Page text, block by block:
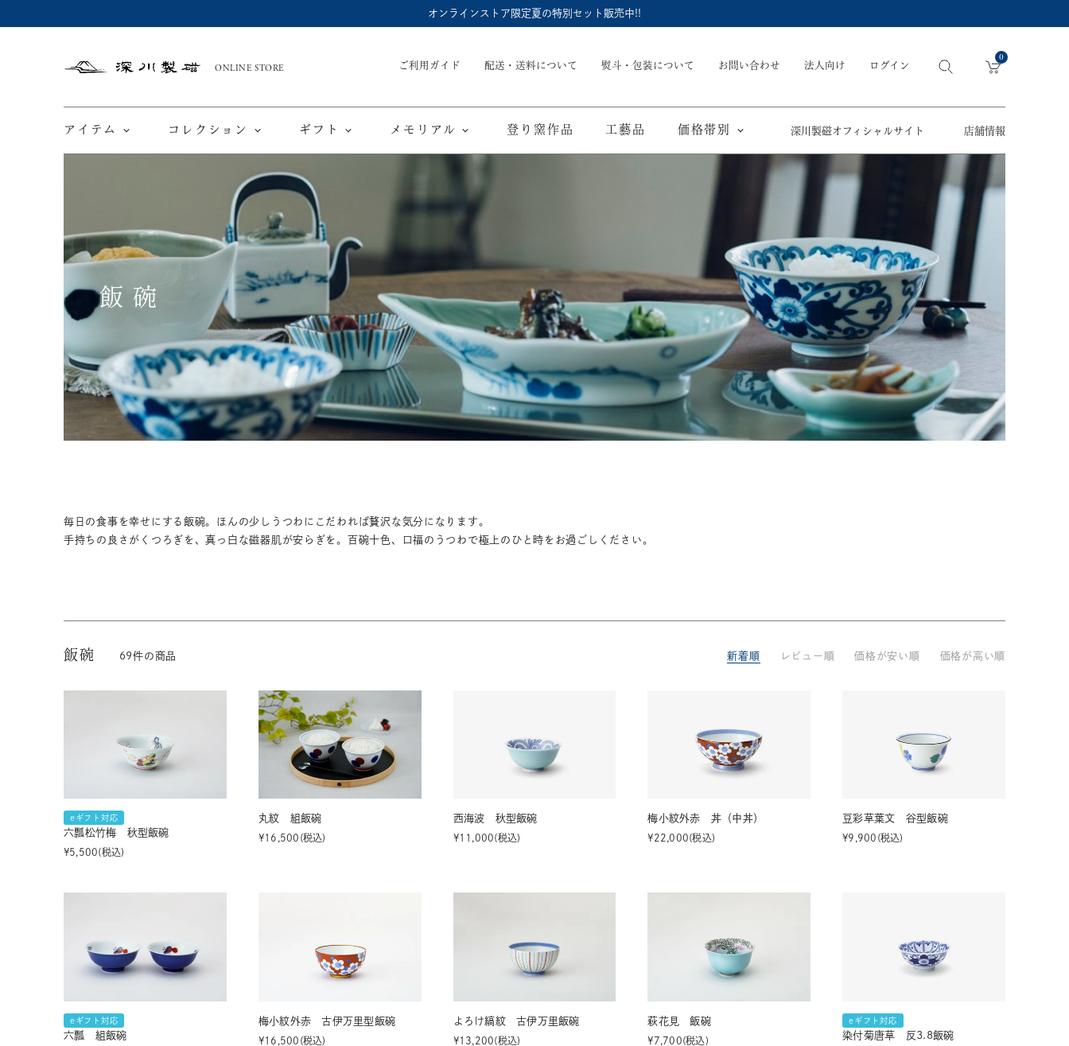
オンラインストア限定夏の特別セット販売中!!
深
ONLINE STORE ご利用ガイド 配送・送料について 熨斗・包装について お問い合わせ 法人向け ログイン
0
アイテム
限定商品 季節商品
皿
カップ ＆ ソーサー カップ／ゴブレット マグカップ
ワインカップ 酒器 ポット／急須／土瓶
茶器揃い 湯呑 飯碗
丼 鉢 食卓小物
コレクション
てとて
オツカレサマ、
ワタシ
TEWAZA ARTE WAN ARTE PLATE 富士山 草花折枝白抜紋
ギフト
eギフト
メモリアル 登り窯作品 工藝品 価格帯別
5,500円(税込) 以内
5,501円～11,000円 (税込)
11,001円～22,000円(税込)
22,001円～33,000円(税込)
33,001円～55,000円 (税込)
55,001円(税込)以上
深川製磁オフィシャルサイト 店舗情報
飯碗
毎日の食事を幸せにする飯碗。ほんの少しうつわにこだわれば贅沢な気分になります。
手持ちの良さがくつろぎを、真っ白な磁器肌が安らぎを。百碗十色、口福のうつわで極上のひと時をお過ごしください。
飯碗 69件の商品 新着順 レビュー順 価格が安い順 価格が高い順
eギフト対応
六瓢松竹梅 秋型飯碗
¥5,500 税込
丸紋 組飯碗
¥16,500 税込
西海波 秋型飯碗
¥11,000 税込
梅小紋外赤 丼（中丼）
¥22,000 税込
豆彩草葉文 谷型飯碗
¥9,900 税込
eギフト対応
六瓢 組飯碗
梅小紋外赤 古伊万里型飯碗
¥16,500 税込
よろけ縞紋 古伊万里飯碗
¥13,200 税込
萩花見 飯碗
¥7,700 税込
eギフト対応
染付菊唐草 反3.8飯碗